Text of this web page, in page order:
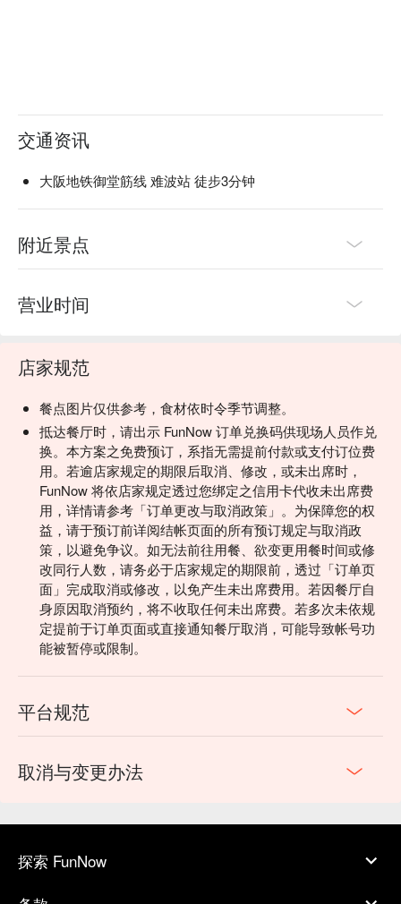
交通资讯
大阪地铁御堂筋线 难波站 徒步3分钟
附近景点
营业时间
店家规范
餐点图片仅供参考，食材依时令季节调整。
抵达餐厅时，请出示 FunNow 订单兑换码供现场人员作兑
换。本方案之免费预订，系指无需提前付款或支付订位费
用。若逾店家规定的期限后取消、修改，或未出席时，
FunNow 将依店家规定透过您绑定之信用卡代收未出席费
用，详情请参考「订单更改与取消政策」。为保障您的权
益，请于预订前详阅结帐页面的所有预订规定与取消政
策，以避免争议。如无法前往用餐、欲变更用餐时间或修
改同行人数，请务必于店家规定的期限前，透过「订单页
面」完成取消或修改，以免产生未出席费用。若因餐厅自
身原因取消预约，将不收取任何未出席费。若多次未依规
定提前于订单页面或直接通知餐厅取消，可能导致帐号功
能被暂停或限制。
平台规范
取消与变更办法
探索 FunNow